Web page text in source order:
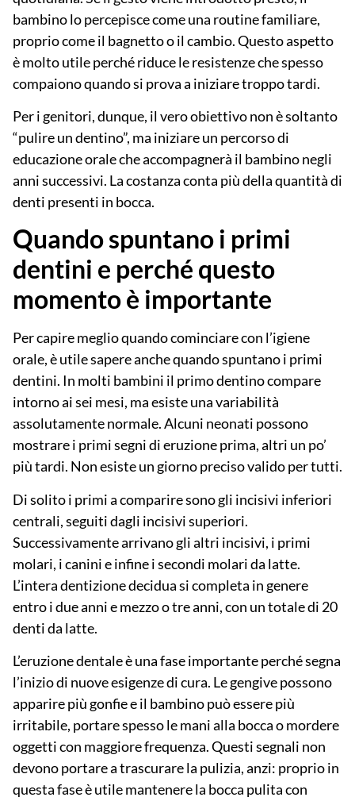
bambino lo percepisce come una routine familiare,
proprio come il bagnetto o il cambio. Questo aspetto
è molto utile perché riduce le resistenze che spesso
compaiono quando si prova a iniziare troppo tardi.
Per i genitori, dunque, il vero obiettivo non è soltanto
“pulire un dentino”, ma iniziare un percorso di
educazione oraleche accompagnerà il bambino negli
anni successivi. La costanza conta più della quantità di
denti presenti in bocca.
Quando spuntano i primi
dentini e perché questo
momento è importante
Per capire meglio quando cominciare con l’igiene
orale, è utile sapere anchequando spuntano i primi
dentini. In molti bambini il primo dentino compare
intorno ai sei mesi, ma esiste una variabilità
assolutamente normale. Alcuni neonati possono
mostrare i primi segni di eruzione prima, altri un po’
più tardi. Non esiste un giorno preciso valido per tutti.
Di solito i primi a comparire sono gli incisivi inferiori
centrali, seguiti dagli incisivi superiori.
Successivamente arrivano gli altri incisivi, i primi
molari, i canini e infine i secondi molari da latte.
L’intera dentizione decidua si completa in genere
entro i due anni e mezzo o tre anni, con un totale di 20
denti da latte.
L’eruzione dentale è una fase importante perché segna
l’inizio di nuove esigenze di cura. Le gengive possono
apparire più gonfie e il bambino può essere più
irritabile, portare spesso le mani alla bocca o mordere
oggetti con maggiore frequenza. Questi segnali non
devono portare a trascurare la pulizia, anzi: proprio in
questa fase è utile mantenere la bocca pulita con